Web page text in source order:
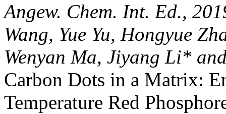
Angew. Chem. Int. Ed.,
Wang, Yue Yu, Hongyue
Wenyan Ma, Jiyang Li*
Carbon Dots in a Matrix:
Temperature Red